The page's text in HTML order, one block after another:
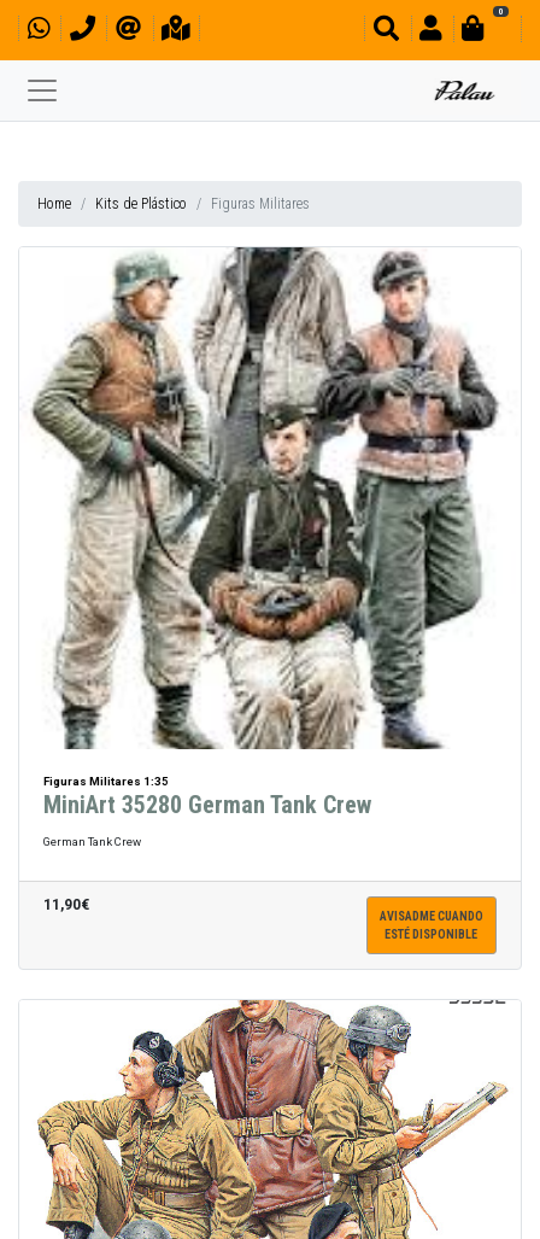
0
Home Kits de Plástico Figuras Militares
Figuras Militares 1:35
MiniArt 35280 German Tank Crew
German Tank Crew
11,90€
AVISADME CUANDO
ESTÉ DISPONIBLE